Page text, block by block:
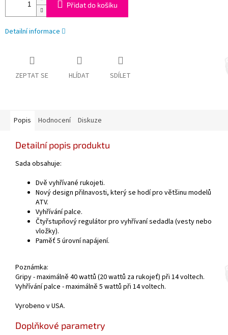
Přidat do košíku
Detailní informace
ZEPTAT SE HLÍDAT SDÍLET
Popis Hodnocení Diskuze
Detailní popis produktu
Sada obsahuje:
Dvě vyhřívané rukojeti.
Nový design přilnavosti, který se hodí pro většinu modelů
ATV.
Vyhřívání palce.
Čtyřstupňový regulátor pro vyhřívaní sedadla (vesty nebo
vložky).
Paměť 5 úrovní napájení.
Poznámka:
Gripy - maximálně 40 wattů (20 wattů za rukojeť) při 14 voltech.
Vyhřívání palce - maximálně 5 wattů při 14 voltech.
Vyrobeno v USA.
Doplňkové parametry